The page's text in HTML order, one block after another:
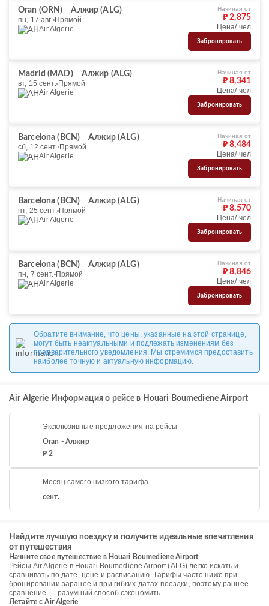
Oran (ORN)
Алжир (ALG)
пн, 17 авг. Прямой
Air Algerie
Начиная от
₽ 2,875
Цена/ чел
Забронировать
Madrid (MAD)
Алжир (ALG)
вт, 15 сент. Прямой
Air Algerie
Начиная от
₽ 8,341
Цена/ чел
Забронировать
Barcelona (BCN)
Алжир (ALG)
сб, 12 сент. Прямой
Air Algerie
Начиная от
₽ 8,484
Цена/ чел
Забронировать
Barcelona (BCN)
Алжир (ALG)
пт, 25 сент. Прямой
Air Algerie
Начиная от
₽ 8,570
Цена/ чел
Забронировать
Barcelona (BCN)
Алжир (ALG)
пн, 7 сент. Прямой
Air Algerie
Начиная от
₽ 8,846
Цена/ чел
Забронировать
Обратите внимание, что цены, указанные на этой странице,
могут быть неактуальными и подлежать изменениям без
предварительного уведомления. Мы стремимся предоставить
наиболее точную и актуальную информацию.
Air Algerie Информация о рейсе в Houari Boumediene Airport
Эксклюзивные предложения на рейсы
Oran - Алжир
₽ 2
Месяц самого низкого тарифа
сент.
Найдите лучшую поездку и получите идеальные впечатления
от путешествия
Начните свое путешествие в Houari Boumediene Airport
Рейсы Air Algerie в Houari Boumediene Airport (ALG) легко искать и
сравнивать по дате, цене и расписанию. Тарифы часто ниже при
бронировании заранее и при гибких датах поездки, поэтому раннее
сравнение — разумный способ сэкономить.
Летайте с Air Algerie